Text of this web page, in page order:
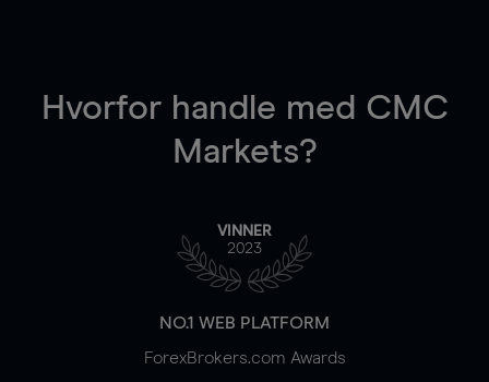
Hvorfor handle med CMC
Markets?
VINNER
2023
NO.1 WEB PLATFORM
ForexBrokers.com Awards